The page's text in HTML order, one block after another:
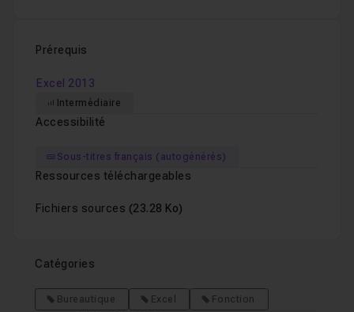
Prérequis
Excel 2013
Intermédiaire
Accessibilité
Sous-titres français (autogénérés)
Ressources téléchargeables
Fichiers sources (23.28 Ko)
Catégories
Bureautique Excel
Fonction